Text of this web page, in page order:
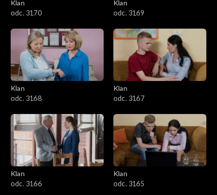
Klan
odc. 3170
Klan
odc. 3169
Klan
odc. 3168
Klan
odc. 3167
Klan
odc. 3166
Klan
odc. 3165